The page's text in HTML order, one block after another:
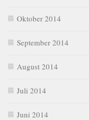
Oktober 2014
September 2014
August 2014
Juli 2014
Juni 2014